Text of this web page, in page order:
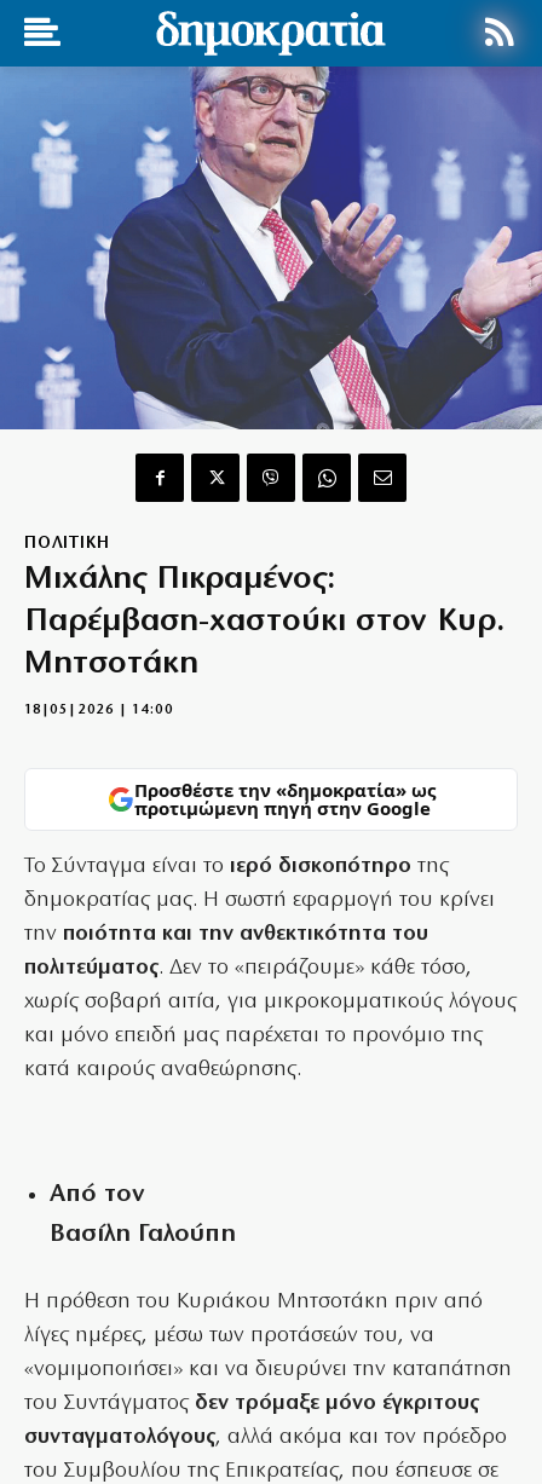
ΠΟΛΙΤΙΚΗ
Μιχάλης Πικραμένος:
Παρέμβαση-χαστούκι στον Κυρ.
Μητσοτάκη
18|05|2026 | 14:00
Προσθέστε την «δημοκρατία» ως
προτιμώμενη πηγή στην Google
Το Σύνταγμα είναι το ιερό δισκοπότηρο της
δημοκρατίας μας. Η σωστή εφαρμογή του κρίνει
την ποιότητα και την ανθεκτικότητα του
πολιτεύματος. Δεν το «πειράζουμε» κάθε τόσο,
χωρίς σοβαρή αιτία, για μικροκομματικούς λόγους
και μόνο επειδή μας παρέχεται το προνόμιο της
κατά καιρούς αναθεώρησης.
Από τον
Βασίλη Γαλούπη
Η πρόθεση του Κυριάκου Μητσοτάκη πριν από
λίγες ημέρες, μέσω των προτάσεών του, να
«νομιμοποιήσει» και να διευρύνει την καταπάτηση
του Συντάγματος δεν τρόμαξε μόνο έγκριτους
συνταγματολόγους, αλλά ακόμα και τον πρόεδρο
του Συμβουλίου της Επικρατείας, που έσπευσε σε